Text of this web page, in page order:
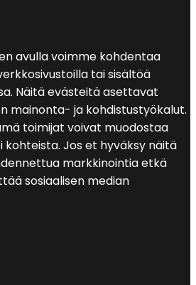
avulla voimme kohdentaa
tai sisältöä
Näitä evästeitä asettavat
mainonta- ja kohdistustyökalut.
toimijat voivat muodostaa
kohteista. Jos et hyväksy näitä
markkinointia etkä
sosiaalisen median